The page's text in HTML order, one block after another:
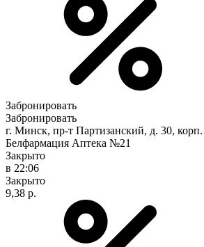
Забронировать
Забронировать
г. Минск, пр-т Партизанский, д. 30,
Белфармация Аптека №21
Закрыто
в 22:06
Закрыто
9,38 р.